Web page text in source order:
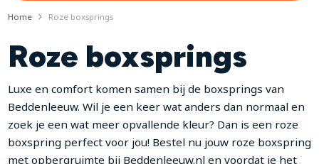
Home Roze boxsprings
Roze boxsprings
Luxe en comfort komen samen bij de boxsprings van
Beddenleeuw. Wil je een keer wat anders dan normaal en
zoek je een wat meer opvallende kleur? Dan is een roze
boxspring perfect voor jou! Bestel nu jouw roze boxspring
met opbergruimte bij Beddenleeuw.nl en voordat je het